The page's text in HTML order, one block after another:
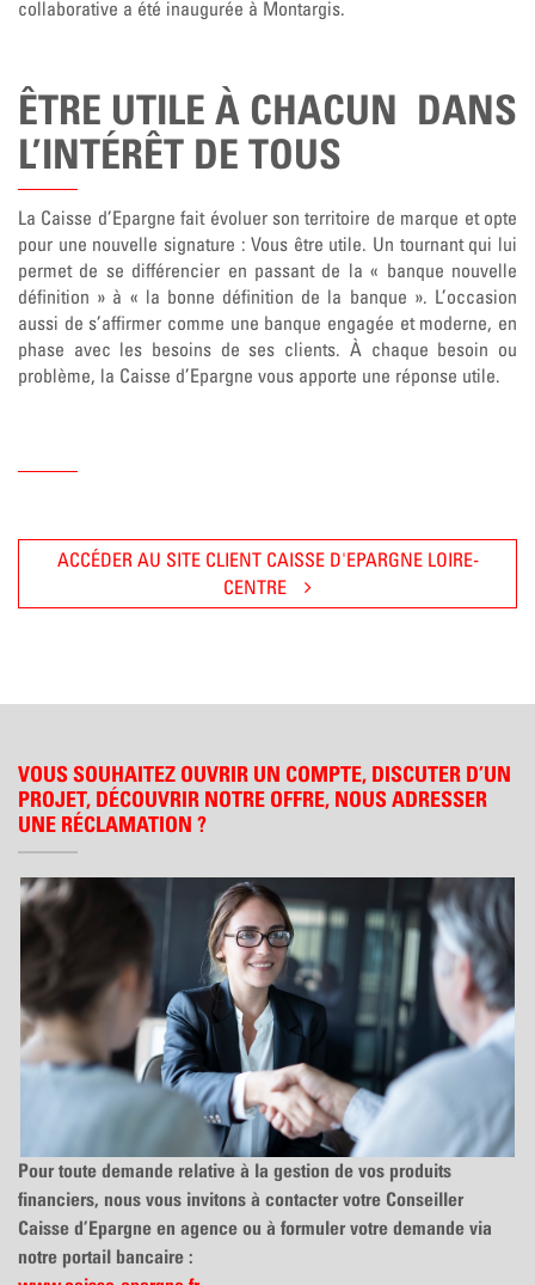
collaborative a été inaugurée à Montargis.
ÊTRE UTILE À CHACUN DANS
L’INTÉRÊT DE TOUS
La Caisse d’Epargne fait évoluer son territoire de marque et opte
pour une nouvelle signature : Vous être utile. Un tournant qui lui
permet de se différencier en passant de la « banque nouvelle
définition » à « la bonne définition de la banque ». L’occasion
aussi de s’affirmer comme une banque engagée et moderne, en
phase avec les besoins de ses clients. À chaque besoin ou
problème, la Caisse d’Epargne vous apporte une réponse utile.
ACCÉDER AU SITE CLIENT CAISSE D'EPARGNE LOIRE-
CENTRE
VOUS SOUHAITEZ OUVRIR UN COMPTE, DISCUTER D’UN
PROJET, DÉCOUVRIR NOTRE OFFRE, NOUS ADRESSER
UNE RÉCLAMATION ?
Pour toute demande relative à la gestion de vos produits
financiers, nous vous invitons à contacter votre Conseiller
Caisse d’Epargne en agence ou à formuler votre demande via
notre portail bancaire :